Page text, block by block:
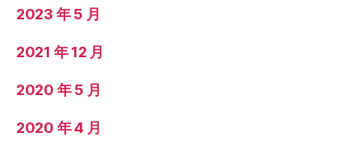
2023 年 5 月
2021 年 12 月
2020 年 5 月
2020 年 4 月